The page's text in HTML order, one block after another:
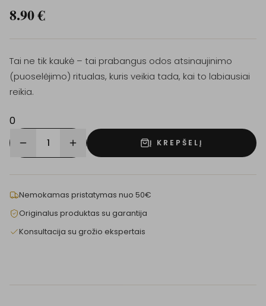
8.90€
Tai ne tik kaukė – tai prabangus odos atsinaujinimo
(puoselėjimo) ritualas, kuris veikia tada, kai to labiausiai
reikia.
0
1 Į KREPŠELĮ
Nemokamas pristatymas nuo 50€
Originalus produktas su garantija
Konsultacija su grožio ekspertais